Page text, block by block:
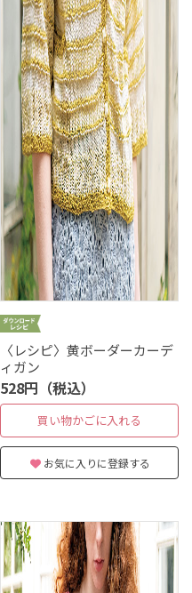
〈レシピ〉黄ボーダーカーデ
ィガン
528円（税込）
買い物かごに入れる
お気に入りに登録する